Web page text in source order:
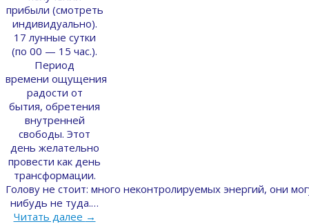
прибыли (смотреть
индивидуально).
17 лунные сутки
(по 00 — 15 час.).
Период
времени ощущения
радости от
бытия, обретения
внутренней
свободы. Этот
день желательно
провести как день
трансформации.
Голову не стоит: много неконтролируемых энергий, они
нибудь не туда.…
Читать далее →